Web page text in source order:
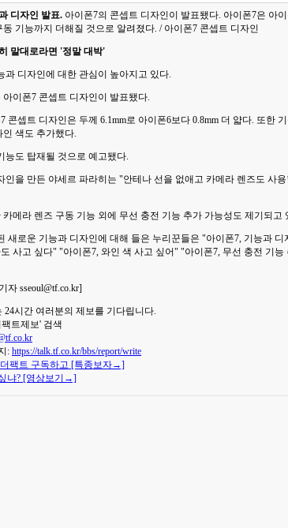
디자인 발표. 아이폰7의 콘셉트 디자인이 발표됐다. 아이폰7은 아
기능까지 더해질 것으로 알려졌다. / 아이폰7 콘셉트 디자인
말대로라면 '정말 대박'
과 디자인에 대한 관심이 높아지고 있다.
이폰7 콘셉트 디자인이 발표됐다.
콘셉트 디자인은 두께 6.1mm로 아이폰6보다 0.8mm 더 얇다. 또한
색도 추가했다.
능도 탑재될 것으로 예고됐다.
인을 만든 야세르 파라히는 "안테나 선을 없애고 카메라 렌즈도 사
메라 렌즈 구동 기능 외에 무선 충전 기능 추가 가능성도 제기되고
새로운 기능과 디자인에 대해 들은 누리꾼들은 "아이폰7, 기능과
사고 싶다" "아이폰7, 와인 색 사고 싶어" "아이폰7, 무선 충전 기
자 sseoul@tf.co.kr]
24시간 여러분의 제보를 기다립니다.
트제보' 검색
: https://talk.tf.co.kr/bbs/report/write
팩트 구독하고 [특종보자→]
냐? [영상보기→]